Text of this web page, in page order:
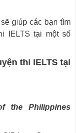
giúp các bạn tìm
IELTS tại một số
thi IELTS tại
the Philippines